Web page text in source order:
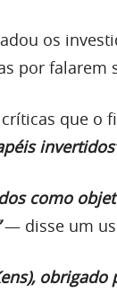
os
por falarem
que o
como
— disse um